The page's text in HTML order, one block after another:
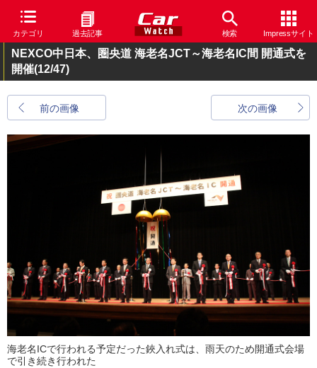
カテゴリ 過去記事 検索 Impressサイト
NEXCO中日本、圏央道 海老名JCT～海老名IC間 開通式を
開催(12/47)
前の画像 次の画像
海老名ICで行われる予定だった鋏入れ式は、雨天のため開通式会場
で引き続き行われた